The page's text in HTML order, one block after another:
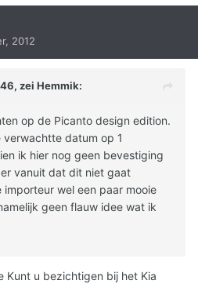
2012
zei Hemmik:
op de Picanto design edition.
datum op 1
ik hier nog geen bevestiging
vanuit dat dit niet gaat
wel een paar mooie
geen flauw idee wat ik
Kunt u bezichtigen bij het Kia